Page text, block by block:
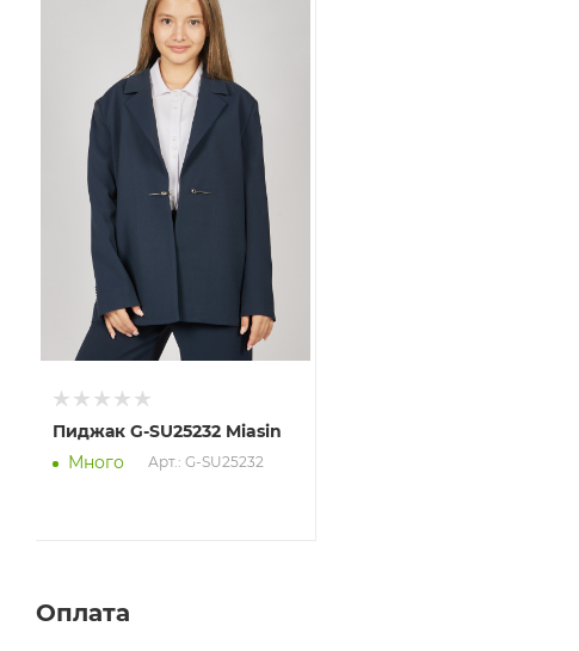
Пиджак G-SU25232 Miasin
Много
Арт.: G-SU25232
Оплата